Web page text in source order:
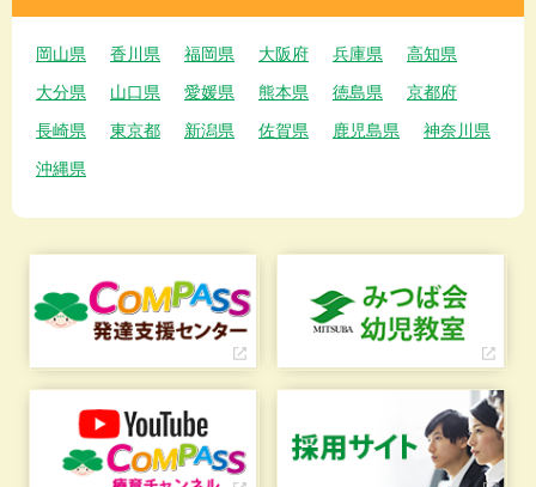
岡山県 香川県 福岡県 大阪府 兵庫県
高知県
大分県
山口県 愛媛県 熊本県 徳島県
京都府
長崎県
東京都 新潟県 佐賀県 鹿児島県
神奈川県
沖縄県